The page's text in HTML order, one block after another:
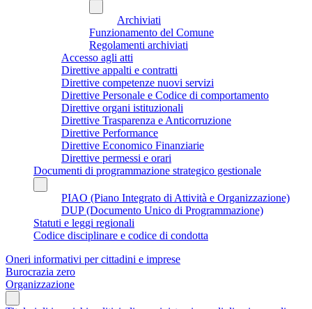
Archiviati
Funzionamento del Comune
Regolamenti archiviati
Accesso agli atti
Direttive appalti e contratti
Direttive competenze nuovi servizi
Direttive Personale e Codice di comportamento
Direttive organi istituzionali
Direttive Trasparenza e Anticorruzione
Direttive Performance
Direttive Economico Finanziarie
Direttive permessi e orari
Documenti di programmazione strategico gestionale
PIAO (Piano Integrato di Attività e Organizzazione)
DUP (Documento Unico di Programmazione)
Statuti e leggi regionali
Codice disciplinare e codice di condotta
Oneri informativi per cittadini e imprese
Burocrazia zero
Organizzazione